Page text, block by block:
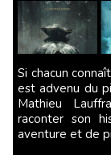
Si chacun connaît
est advenu du
Mathieu
raconter son
aventure et de